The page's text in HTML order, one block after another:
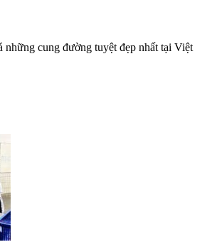
những cung đường tuyệt đẹp nhất tại Việt